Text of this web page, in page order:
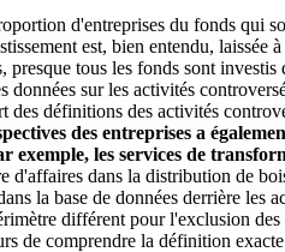
d'entreprises du fonds
est, bien entendu,
presque tous les fonds sont
données sur les activités
définitions des activités
des entreprises a
exemple, les services de
d'affaires dans la distribution de
la base de données derrière
différent pour l'exclusion
de comprendre la définition